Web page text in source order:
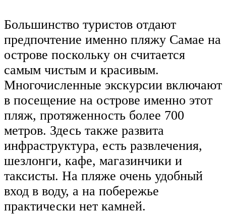
Большинство туристов отдают
предпочтение именно пляжу Самае на
острове поскольку он считается
самым чистым и красивым.
Многочисленные экскурсии включают
в посещение на острове именно этот
пляж, протяженность более 700
метров. Здесь также развита
инфраструктура, есть развлечения,
шезлонги, кафе, магазинчики и
таксисты. На пляже очень удобный
вход в воду, а на побережье
практически нет камней.